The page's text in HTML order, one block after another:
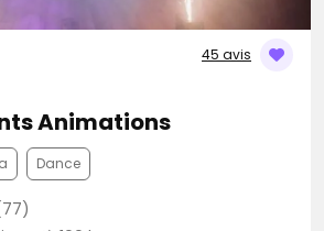
45 avis
Animations
Dance